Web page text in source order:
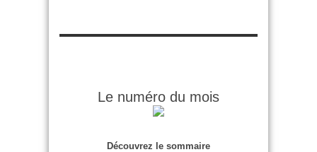
Le numéro du mois
Découvrez le sommaire